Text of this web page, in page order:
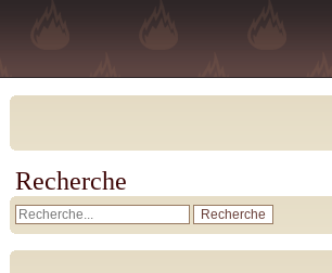
Recherche